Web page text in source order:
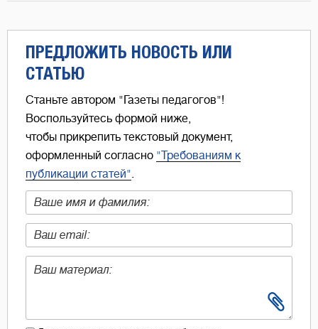
ПРЕДЛОЖИТЬ НОВОСТЬ ИЛИ
СТАТЬЮ
Станьте автором "Газеты педагогов"!
Воспользуйтесь формой ниже,
чтобы прикрепить текстовый документ,
оформленный согласно "Требованиям к
публикации статей".